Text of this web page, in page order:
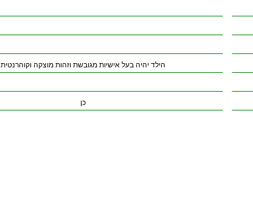
הילד יהיה בעל אישיות מגובשת וזהות מוצקה וקוהרנטית
כן